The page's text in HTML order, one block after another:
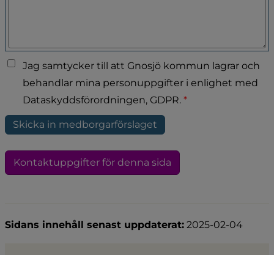
Jag samtycker till att Gnosjö kommun lagrar och
behandlar mina personuppgifter i enlighet med
Dataskyddsförordningen, GDPR. *
Kontaktuppgifter för denna sida
Sidans innehåll senast uppdaterat: 2025-02-04